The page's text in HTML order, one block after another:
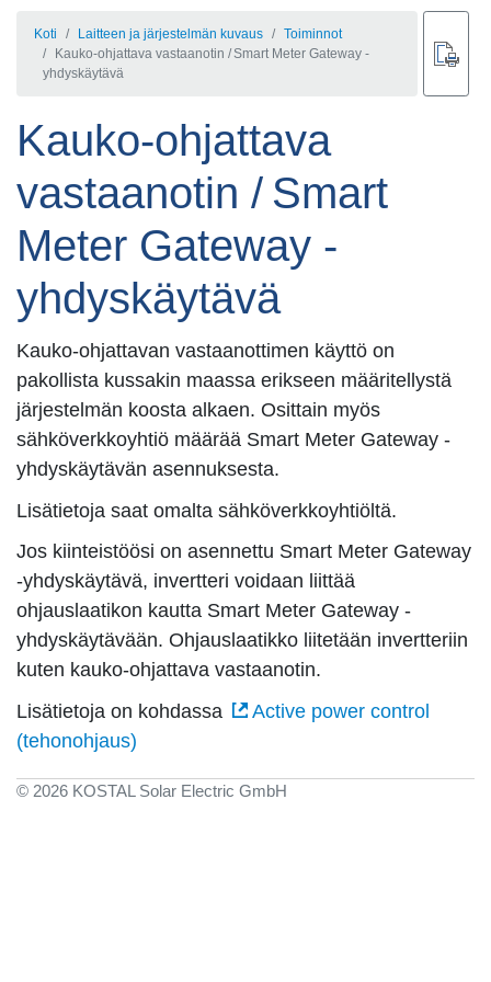
Koti Laitteen ja järjestelmän kuvaus
Toiminnot
Kauko-ohjattava vastaanotin / Smart Meter Gateway -
yhdyskäytävä
Kauko-ohjattava
vastaanotin / Smart
Meter Gateway -
yhdyskäytävä
Kauko-ohjattavan vastaanottimen käyttö on
pakollista kussakin maassa erikseen määritellystä
järjestelmän koosta alkaen. Osittain myös
sähköverkkoyhtiö määrää Smart Meter Gateway -
yhdyskäytävän asennuksesta.
Lisätietoja saat omalta sähköverkkoyhtiöltä.
Jos kiinteistöösi on asennettu Smart Meter Gateway
-yhdyskäytävä, invertteri voidaan liittää
ohjauslaatikon kautta Smart Meter Gateway -
yhdyskäytävään. Ohjauslaatikko liitetään invertteriin
kuten kauko-ohjattava vastaanotin.
Lisätietoja on kohdassa
Active power control
(tehonohjaus)
© 2026 KOSTAL Solar Electric GmbH